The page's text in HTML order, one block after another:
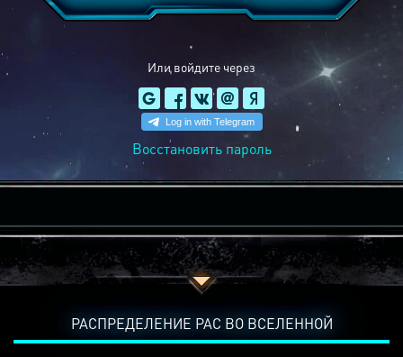
Или войдите через
Восстановить пароль
РАСПРЕДЕЛЕНИЕ РАС ВО ВСЕЛЕННОЙ